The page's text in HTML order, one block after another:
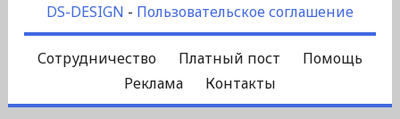
DS-DESIGN - Пользовательское соглашение
Сотрудничество Платный пост
Помощь
Реклама
Контакты